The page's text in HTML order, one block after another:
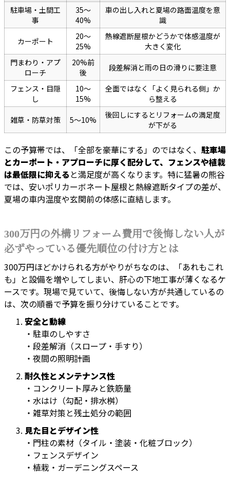
駐車場・土間工
事
35〜
40%
車の出し入れと夏場の路面温度を意
識
カーポート
20〜
25%
熱線遮断屋根かどうかで体感温度が
大きく変化
門まわり・アプ
ローチ
20%前
後
段差解消と雨の日の滑りに要注意
フェンス・目隠
し
10〜
15%
全面ではなく「よく見られる側」か
ら整える
雑草・防草対策 5〜10%
後回しにするとリフォームの満足度
が下がる
この予算帯では、「全部を豪華にする」のではなく、 駐車場
とカーポート・アプローチに厚く配分して、フェンスや植栽
は最低限に抑える と満足度が高くなります。特に猛暑の熊谷
では、安いポリカーボネート屋根と熱線遮断タイプの差が、
夏場の車内温度や玄関前の体感に直結します。
300万円の外構リフォーム費用で後悔しない人が
必ずやっている優先順位の付け方とは
300万円ほどかけられる方がやりがちなのは、「あれもこれ
も」と設備を増やしてしまい、肝心の下地工事が薄くなるケ
ースです。現場で見ていて、後悔しない方が共通しているの
は、次の順番で予算を振り分けていることです。
安全と動線
・駐車のしやすさ
・段差解消（スロープ・手すり）
・夜間の照明計画
耐久性とメンテナンス性
・コンクリート厚みと鉄筋量
・水はけ（勾配・排水桝）
・雑草対策と残土処分の範囲
見た目とデザイン性
・門柱の素材（タイル・塗装・化粧ブロック）
・フェンスデザイン
・植栽・ガーデニングスペース